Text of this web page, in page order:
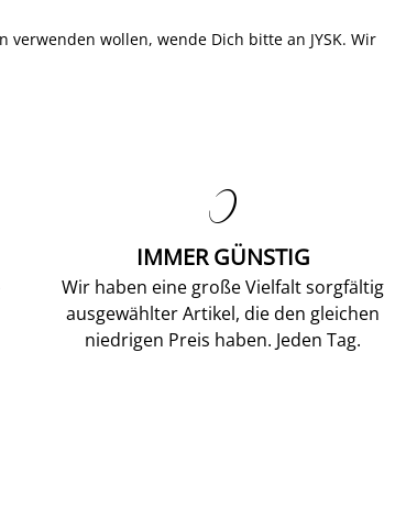
wollen, wende Dich bitte an JYSK. Wir

IMMER GÜNSTIG
Wir haben eine große Vielfalt sorgfältig
ausgewählter Artikel, die den gleichen
niedrigen Preis haben. Jeden Tag.